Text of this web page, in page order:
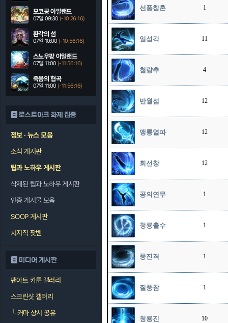
모코콩 아일랜드
07일 09:30 (-10:26:15)
환각의 섬
07일 10:00 (-10:56:15)
스노우팡 아일랜드
07일 11:00 (-11:56:15)
죽음의 협곡
07일 11:00 (-11:56:15)
로스트아크 화제 집중
정보 · 뉴스 모음
소식 게시판
팁과 노하우 게시판
삭제된 팁과 노하우 게시판
인증 게시물 모음
SOOP 게시판
치지직 팟벤
미디어 게시판
팬아트 카툰 갤러리
스크린샷 갤러리
└커마 상시 공유
선풍참혼 1
일섬각 11
철량추 4
반월섬 12
맹룡열파 12
회선창 12
공의연무 1
청룡출수 1
풍진격 1
질풍참 1
청룡진 10